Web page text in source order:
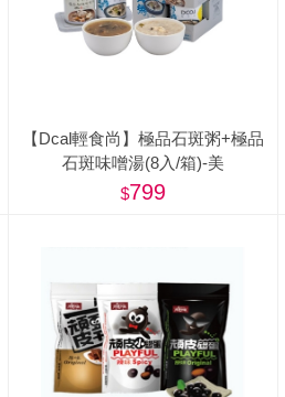
【Dcal輕食尚】極品石斑粥+極品
石斑味噌湯(8入/箱)-美
799